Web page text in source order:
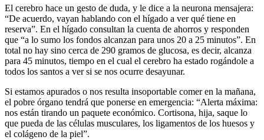
El cerebro hace un gesto de duda, y le dice a la neurona mensajera:
“De acuerdo, vayan hablando con el hígado a ver qué tiene en
reserva”. En el hígado consultan la cuenta de ahorros y responden
que “a lo sumo los fondos alcanzan para unos 20 a 25 minutos”. En
total no hay sino cerca de 290 gramos de glucosa, es decir, alcanza
para 45 minutos, tiempo en el cual el cerebro ha estado rogándole a
todos los santos a ver si se nos ocurre desayunar.
Si estamos apurados o nos resulta insoportable comer en la mañana,
el pobre órgano tendrá que ponerse en emergencia: “Alerta máxima:
nos están tirando un paquete económico. Cortisona, hija, saque lo
que pueda de las células musculares, los ligamentos de los huesos y
el colágeno de la piel”.